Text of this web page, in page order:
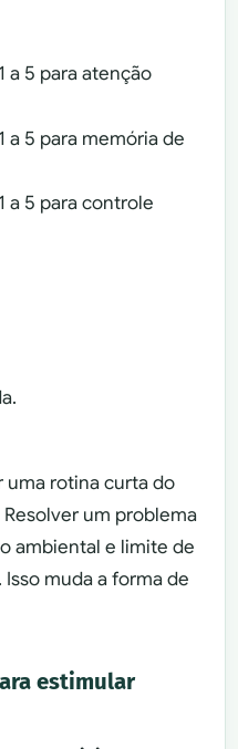
a 5 para atenção
a 5 para memória de
a 5 para controle
uma rotina curta do
um problema
ambiental e limite de
Isso muda a forma de
estimular